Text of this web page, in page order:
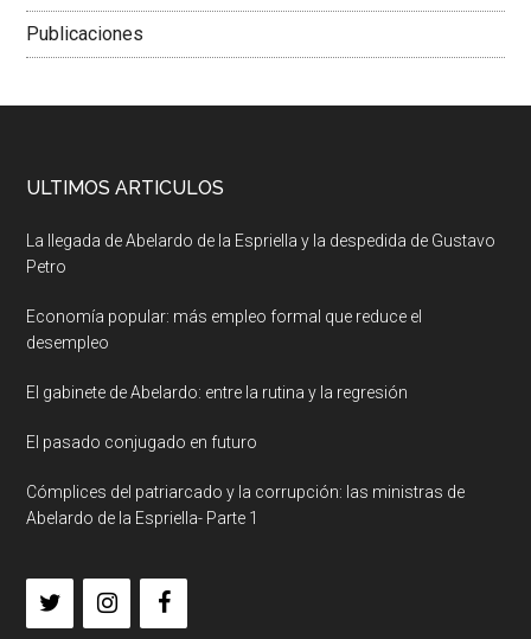
Publicaciones
ULTIMOS ARTICULOS
La llegada de Abelardo de la Espriella y la despedida de Gustavo
Petro
Economía popular: más empleo formal que reduce el
desempleo
El gabinete de Abelardo: entre la rutina y la regresión
El pasado conjugado en futuro
Cómplices del patriarcado y la corrupción: las ministras de
Abelardo de la Espriella- Parte 1